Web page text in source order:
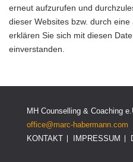
erneut aufzurufen und
dieser Websites bzw. durch
erklären Sie sich mit diesen
einverstanden.
MH Counselling & Coaching
office@marc-habermann.com
KONTAKT
IMPRESSUM